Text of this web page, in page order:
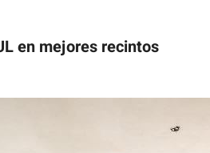
en mejores recintos